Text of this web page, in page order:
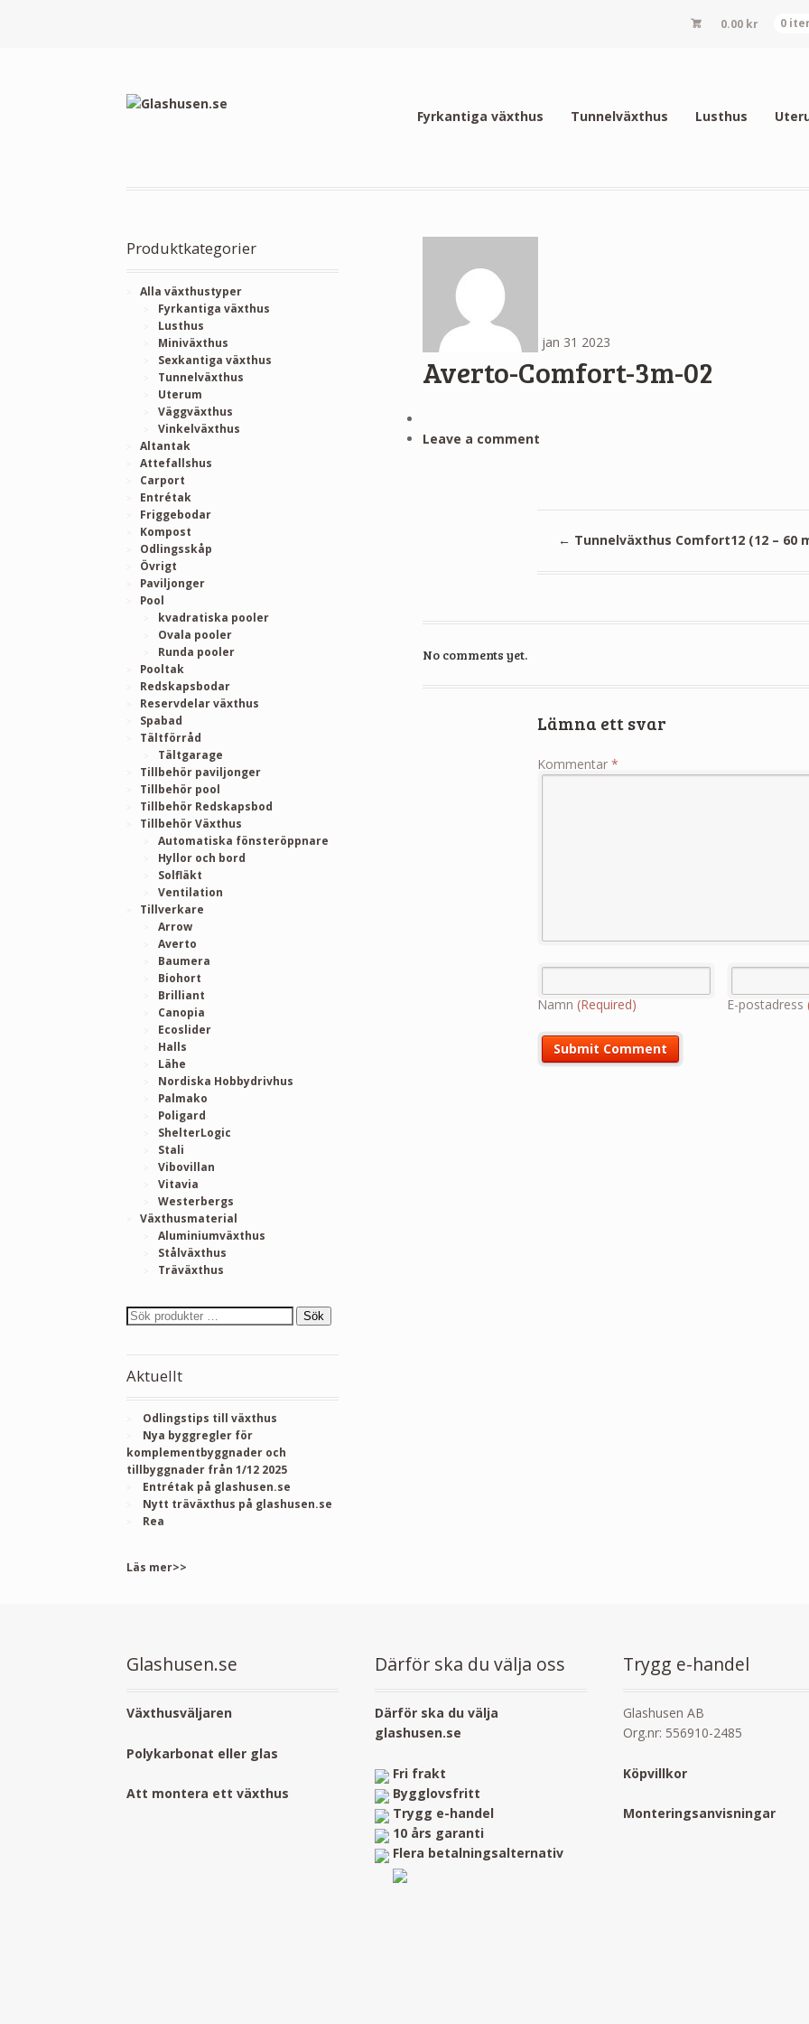
0.00 kr 0
Fyrkantiga växthus Tunnelväxthus Lusthus
jan 31 2023
Averto-Comfort-3m-02
Leave a comment
← Tunnelväxthus Comfort12 (12 – 60
No comments yet.
Lämna ett svar
Kommentar*
Namn(Required) E-postadress
Produktkategorier
Alla växthustyper
Fyrkantiga växthus
Lusthus
Miniväxthus
Sexkantiga växthus
Tunnelväxthus
Uterum
Väggväxthus
Vinkelväxthus
Altantak
Attefallshus
Carport
Entrétak
Friggebodar
Kompost
Odlingsskåp
Övrigt
Paviljonger
Pool
kvadratiska pooler
Ovala pooler
Runda pooler
Pooltak
Redskapsbodar
Reservdelar växthus
Spabad
Tältförråd
Tältgarage
Tillbehör paviljonger
Tillbehör pool
Tillbehör Redskapsbod
Tillbehör Växthus
Automatiska fönsteröppnare
Hyllor och bord
Solfläkt
Ventilation
Tillverkare
Arrow
Averto
Baumera
Biohort
Brilliant
Canopia
Ecoslider
Halls
Lähe
Nordiska Hobbydrivhus
Palmako
Poligard
ShelterLogic
Stali
Vibovillan
Vitavia
Westerbergs
Växthusmaterial
Aluminiumväxthus
Stålväxthus
Träväxthus
Sök
Aktuellt
Odlingstips till växthus
Nya byggregler för
komplementbyggnader och
tillbyggnader från 1/12 2025
Entrétak på glashusen.se
Nytt träväxthus på glashusen.se
Rea
Läs mer>>
Glashusen.se
Växthusväljaren
Polykarbonat eller glas
Att montera ett växthus
Därför ska du välja oss
Därför ska du välja
glashusen.se
Fri frakt
Bygglovsfritt
Trygg e-handel
10 års garanti
Flera betalningsalternativ
Trygg e-handel
Glashusen AB
Org.nr: 556910-2485
Köpvillkor
Monteringsanvisningar